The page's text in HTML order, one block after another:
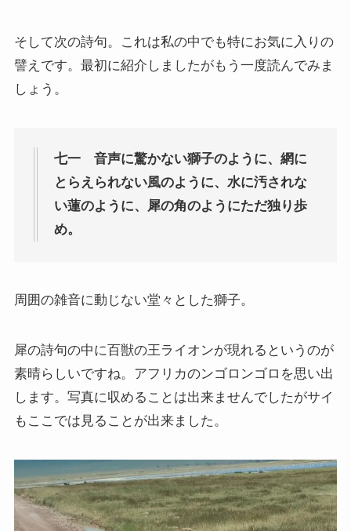
ロシアの巨人トルストイ
ロシアの大作家チェーホフの名作たち
ニーチェとドストエフスキー
フランス文学と歴史・文化
『レ・ミゼラブル』をもっと楽しむために
ブログ筆者イチオシの作家エミール・ゾラ
イギリス・ドイツ文学と歴史・文化
名作の宝庫・シェイクスピア
蜷川幸雄と現代演劇
そして次の詩句。これは私の中でも特にお気に入りの
譬えです。最初に紹介しましたがもう一度読んでみま
しょう。
七一 音声に驚かない獅子のように、網に
とらえられない風のように、水に汚されな
い蓮のように、犀の角のようにただ独り歩
め。
周囲の雑音に動じない堂々とした獅子。
犀の詩句の中に百獣の王ライオンが現れるというのが
素晴らしいですね。アフリカのンゴロンゴロを思い出
します。写真に収めることは出来ませんでしたがサイ
もここでは見ることが出来ました。